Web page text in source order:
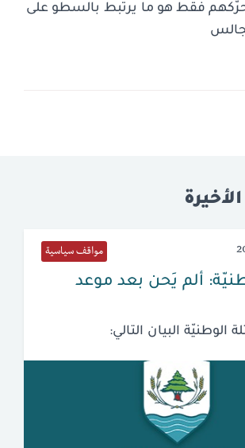
فقط هو ما يرتبط بالسطو على
مواقف سياسية
ألم يَحن بعد موعد
الوطنيّة البيان التالي: